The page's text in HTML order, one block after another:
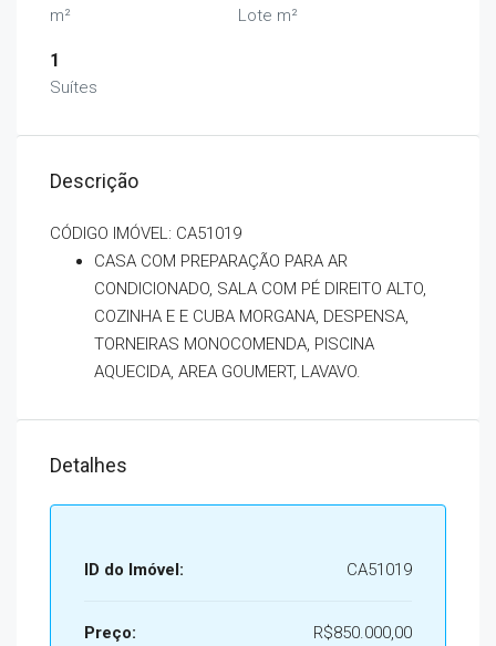
m² Lote m²
1
Suítes
Descrição
CÓDIGO IMÓVEL: CA51019
CASA COM PREPARAÇÃO PARA AR
CONDICIONADO, SALA COM PÉ DIREITO ALTO,
COZINHA E E CUBA MORGANA, DESPENSA,
TORNEIRAS MONOCOMENDA, PISCINA
AQUECIDA, AREA GOUMERT, LAVAVO.
Detalhes
ID do Imóvel: CA51019
Preço: R$850.000,00